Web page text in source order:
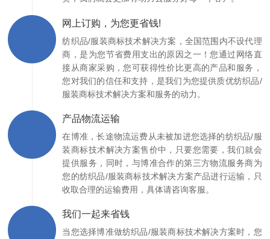
网上订购，为您更省钱!
纺织品/服装商标技术解决方案，全国范围内不设代理
商，是为您节省费用支出的原因之一！您通过网络直
接从商家采购，您可获得性价比更高的产品和服务，
您对我们的信任和支持，是我们为您提供质优纺织品/
服装商标技术解决方案和服务的动力。
产品物流运输
在博准，长途物流运费从未被加进您选择的纺织品/服
装商标技术解决方案售价中，只要您需要，我们就会
提供服务，同时，与博准合作的第三方物流服务商为
您的纺织品/服装商标技术解决方案产品进行运输，只
收取合理的运输费用，具体请咨询客服。
我们一起来省钱
当您选择博准做纺织品/服装商标技术解决方案时，您